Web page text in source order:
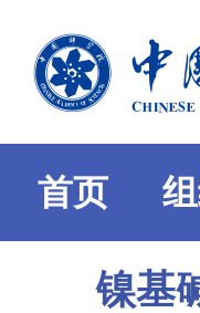
首页
镍基